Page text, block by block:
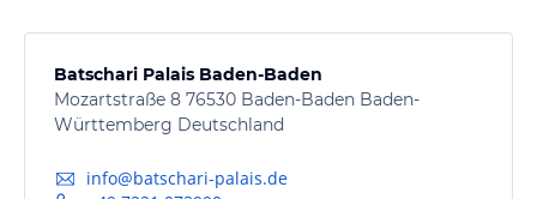
Batschari Palais Baden-Baden
Mozartstraße 8 76530 Baden-Baden Baden-
Württemberg Deutschland
info@batschari-palais.de